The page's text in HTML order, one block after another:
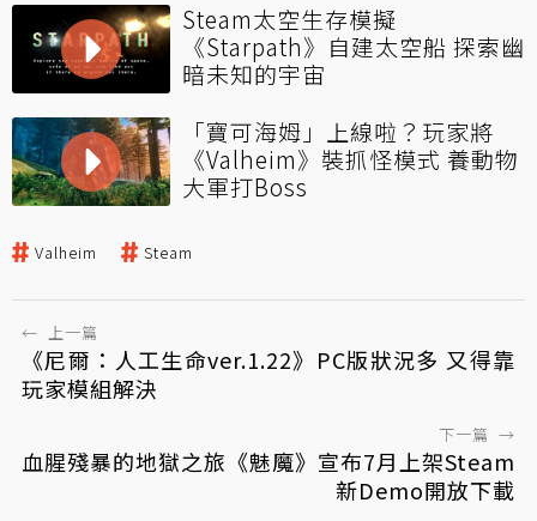
Steam太空生存模擬
《Starpath》自建太空船 探索幽
暗未知的宇宙
「寶可海姆」上線啦？玩家將
《Valheim》裝抓怪模式 養動物
大軍打Boss
Valheim Steam
← 上一篇
《尼爾：人工生命ver.1.22》PC版狀況多 又得靠
玩家模組解決
下一篇 →
血腥殘暴的地獄之旅《魅魔》宣布7月上架Steam
新Demo開放下載